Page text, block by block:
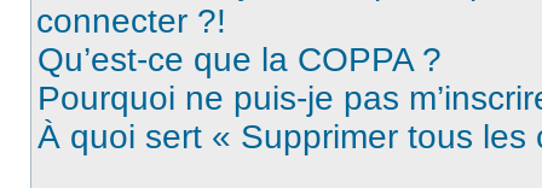
connecter ?!
Qu’est-ce que la COPPA ?
Pourquoi ne puis-je pas
À quoi sert « Supprimer tous les